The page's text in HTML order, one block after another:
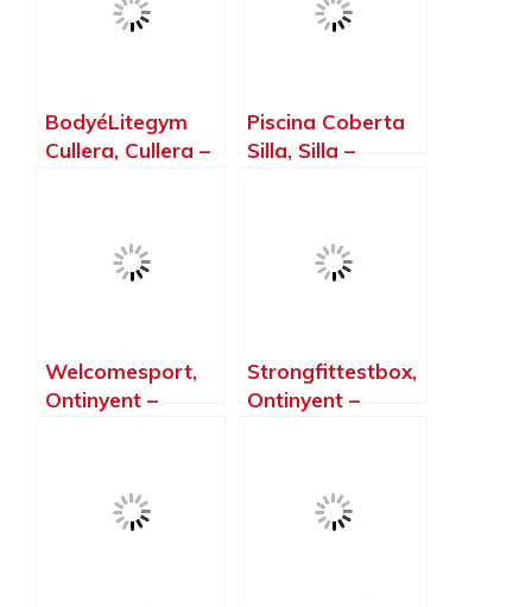
BodyéLitegym
Cullera, Cullera –
Piscina Coberta
Silla, Silla –
Welcomesport,
Ontinyent –
Strongfittestbox,
Ontinyent –